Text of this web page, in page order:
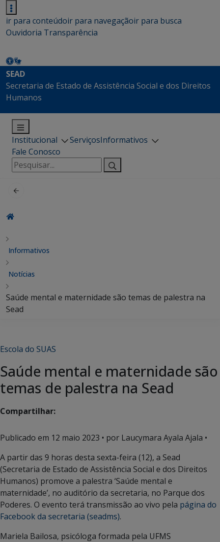
ir para conteúdoir para navegaçãoir para busca
Ouvidoria Transparência
SEAD
Secretaria de Estado de Assistência Social e dos Direitos
Humanos
Institucional ServiçosInformativos
Fale Conosco
Pesquisar
por:
Informativos
Notícias
Saúde mental e maternidade são temas de palestra na
Sead
Escola do SUAS
Saúde mental e maternidade são
temas de palestra na Sead
Compartilhar:
Publicado em 12 maio 2023 • por Laucymara Ayala Ajala •
A partir das 9 horas desta sexta-feira (12), a Sead
(Secretaria de Estado de Assistência Social e dos Direitos
Humanos) promove a palestra ‘Saúde mental e
maternidade’, no auditório da secretaria, no Parque dos
Poderes. O evento terá transmissão ao vivo pela página do
Facebook da secretaria (seadms).
Mariela Bailosa, psicóloga formada pela UFMS